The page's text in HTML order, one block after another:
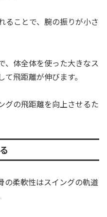
ることで、腕の振りが小さ
、体全体を使った大きなス
飛距離が伸びます。
グの飛距離を向上させるた
の柔軟性はスイングの軌道